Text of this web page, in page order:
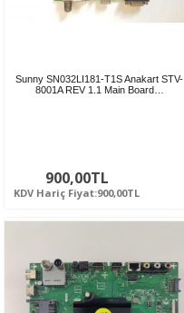
Sunny SN032LI181-T1S Anakart STV-
8001A REV 1.1 Main Board…
900,00TL
KDV Hariç Fiyat:900,00TL